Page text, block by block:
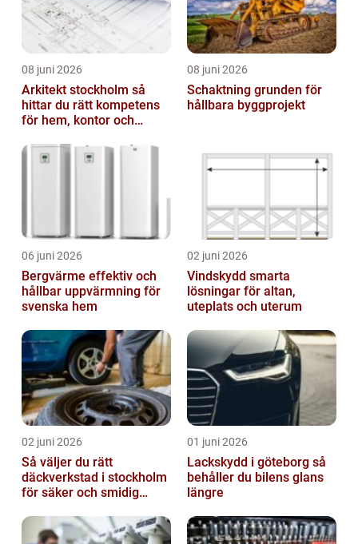
08 juni 2026
Arkitekt stockholm så
hittar du rätt kompetens
för hem, kontor och
08 juni 2026
Schaktning grunden för
hållbara byggprojekt
06 juni 2026
Bergvärme effektiv och
hållbar uppvärmning för
svenska hem
02 juni 2026
Vindskydd smarta
lösningar för altan,
uteplats och uterum
02 juni 2026
Så väljer du rätt
däckverkstad i stockholm
för säker och smidig
01 juni 2026
Lackskydd i göteborg så
behåller du bilens glans
längre